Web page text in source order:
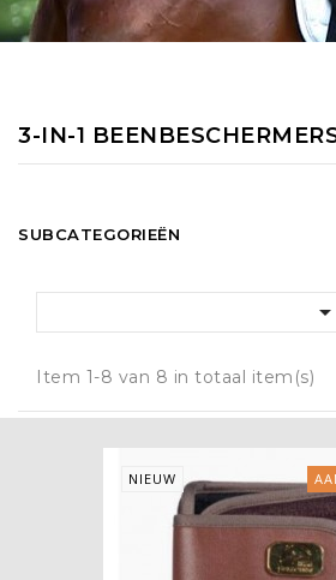
3-IN-1
SUBCATEGORIEËN

Item 1-8 van 8 in totaal item(s)
NIEUW